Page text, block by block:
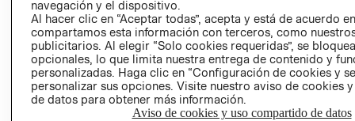
Colombia ($)
CAMBIAR REGIÓN
navegación y el dispositivo.
Al hacer clic en “Aceptar todas”, acepta y está de acuerdo
compartamos esta información con terceros, como
publicitarios. Al elegir “Solo cookies requeridas”, se
opcionales, lo que limita nuestra entrega de contenido y
personalizadas. Haga clic en “Configuración de cookies y
personalizar sus opciones. Visite nuestro aviso de cookies
de datos para obtener más información.
Aviso de cookies y uso compartido de datos